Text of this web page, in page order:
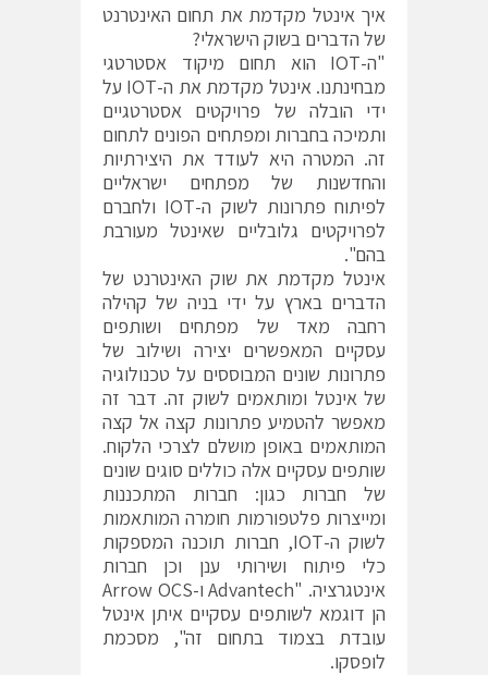
איך אינטל מקדמת את תחום האינטרנט
של הדברים בשוק הישראלי?
"ה-IOT הוא תחום מיקוד אסטרטגי
מבחינתנו. אינטל מקדמת את ה-IOT על
ידי הובלה של פרויקטים אסטרטגיים
ותמיכה בחברות ומפתחים הפונים לתחום
זה. המטרה היא לעודד את היצירתיות
והחדשנות של מפתחים ישראליים
לפיתוח פתרונות לשוק ה-IOT ולחברם
לפרויקטים גלובליים שאינטל מעורבת
בהם".
אינטל מקדמת את שוק האינטרנט של
הדברים בארץ על ידי בניה של קהילה
רחבה מאד של מפתחים ושותפים
עסקיים המאפשרים יצירה ושילוב של
פתרונות שונים המבוססים על טכנולוגיה
של אינטל ומותאמים לשוק זה. דבר זה
מאפשר להטמיע פתרונות קצה אל קצה
המותאמים באופן מושלם לצרכי הלקוח.
שותפים עסקיים אלה כוללים סוגים שונים
של חברות כגון: חברות המתכננות
ומייצרות פלטפורמות חומרה המותאמות
לשוק ה-IOT, חברות תוכנה המספקות
כלי פיתוח ושירותי ענן וכן חברות
אינטגרציה. "Advantech ו-Arrow OCS
הן דוגמא לשותפים עסקיים איתן אינטל
עובדת בצמוד בתחום זה", מסכמת
לופסקו.